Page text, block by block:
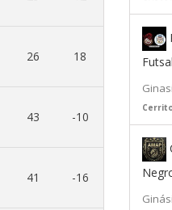
26 18
43 -10
41 -16